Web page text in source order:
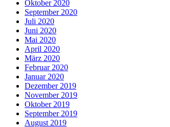
Oktober 2020
September 2020
Juli 2020
Juni 2020
Mai 2020
April 2020
März 2020
Februar 2020
Januar 2020
Dezember 2019
November 2019
Oktober 2019
September 2019
August 2019